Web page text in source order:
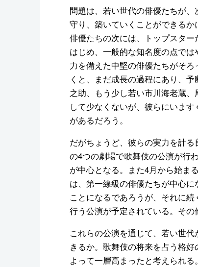
問題は、若い世代の俳優たちが
守り、築いていくことができる
俳優たちの次には、トップスタ
はじめ、一般的な知名度の点で
力を備えた中堅の俳優たちがそ
くと、まだ成長の過程にあり、
之助、もう少し若い市川海老蔵
して少なくないが、彼らにいま
があるだろう。
だがちょうど、彼らの実力を計
の4つの劇場で歌舞伎の公演が行
が中心となる。また4月から始ま
は、第一線級の俳優たちが中心
ことになるであろうが、それに
行う公演が予定されている。その
これらの公演を通じて、若い世
きるか。歌舞伎の将来を占う格
よって一層高まったと考えられ